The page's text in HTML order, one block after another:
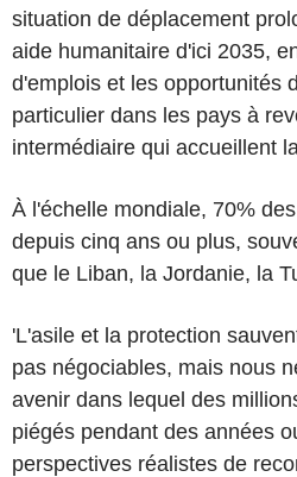
situation de déplacement
aide humanitaire d'ici 2035,
d'emplois et les opportunités
particulier dans les pays à
intermédiaire qui accueillent
À l'échelle mondiale, 70%
depuis cinq ans ou plus,
que le Liban, la Jordanie, la
'L'asile et la protection
pas négociables, mais nous
avenir dans lequel des
piégés pendant des années
perspectives réalistes de